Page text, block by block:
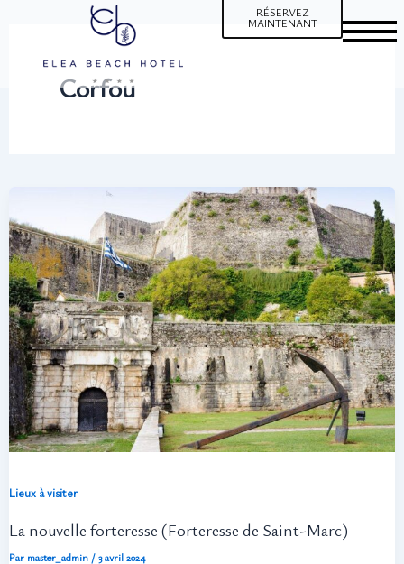
contenu
RÉSERVEZ
MAINTENANT
Corfou
Lieux à visiter
La nouvelle forteresse (Forteresse de Saint-Marc)
Par master_admin / 3 avril 2024